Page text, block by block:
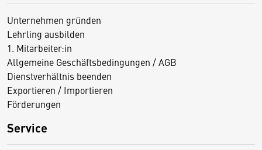
Unternehmen gründen
Lehrling ausbilden
1. Mitarbeiter:in
Allgemeine Geschäftsbedingungen / AGB
Dienstverhältnis beenden
Exportieren / Importieren
Förderungen
Service